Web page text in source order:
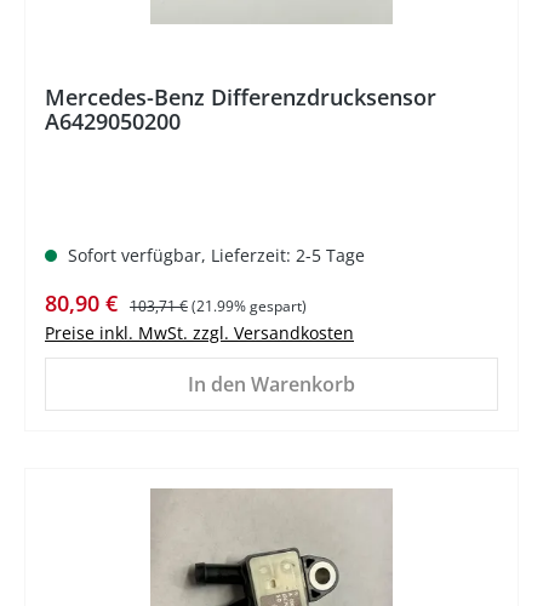
Mercedes-Benz Differenzdrucksensor
A6429050200
Sofort verfügbar, Lieferzeit: 2-5 Tage
Verkaufspreis:
80,90 € Regulärer Preis:
103,71 €(21.99% gespart)
Preise inkl. MwSt. zzgl. Versandkosten
In den Warenkorb